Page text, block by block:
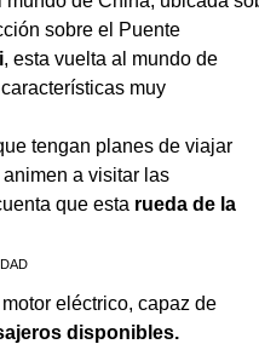
sobre el Puente
, esta vuelta al mundo de
muy
tengan planes de viajar
animen a visitar las
que esta rueda de la
eléctrico, capaz de
disponibles.